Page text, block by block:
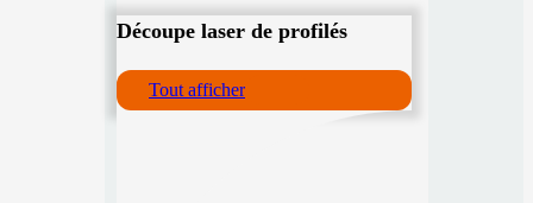
Découpe laser de profilés
Tout afficher